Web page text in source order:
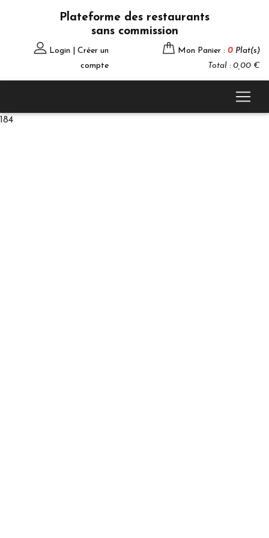
Plateforme des restaurants
sans commission
Login | Créer un
compte
Mon Panier : 0 Plat(s)
Total : 0,00 €
184